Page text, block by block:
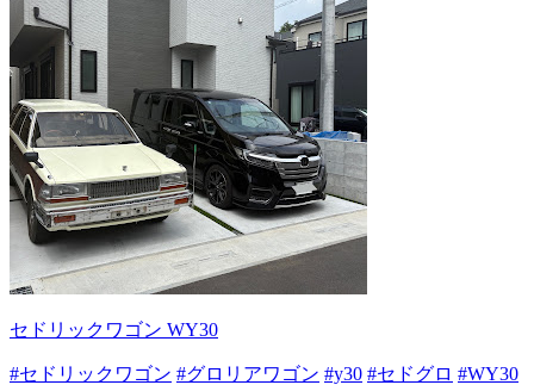
セドリックワゴン WY30
#セドリックワゴン #グロリアワゴン #y30 #セドグロ #WY30